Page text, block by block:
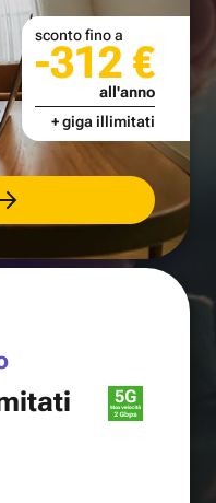
sconto fino a
-312 €
all'anno
+ giga illimitati